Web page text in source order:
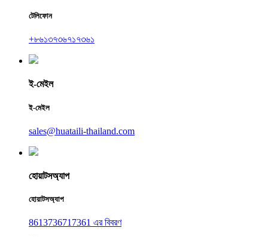
টেলিফোন
+৮৬১৩৭৩৬৭১৭৩৬১
ই-মেইল
ই-মেইল
sales@huataili-thailand.com
হোয়াটসঅ্যাপ
হোয়াটসঅ্যাপ
8613736717361 এর বিবরণ